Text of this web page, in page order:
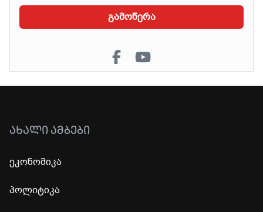
გამოწერა
ᲐᲮᲐᲚᲘ ᲐᲛᲑᲔᲑᲘ
ეკონომიკა
პოლიტიკა